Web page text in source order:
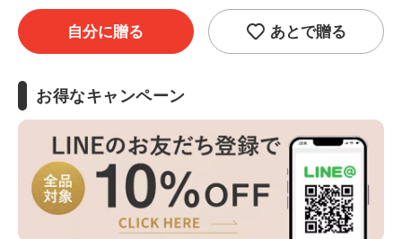
自分に贈る あとで贈る
お得なキャンペーン